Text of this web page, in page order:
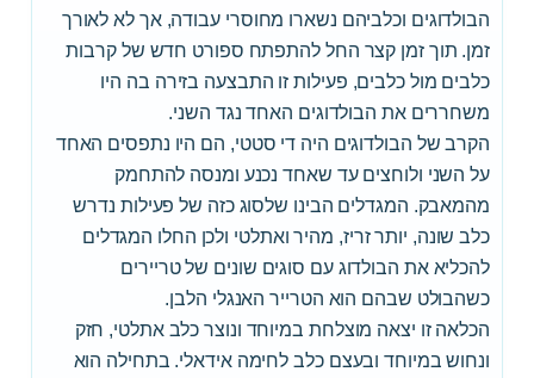
הבולדוגים וכלביהם נשארו מחוסרי עבודה, אך לא לאורך
זמן. תוך זמן קצר החל להתפתח ספורט חדש של קרבות
כלבים מול כלבים, פעילות זו התבצעה בזירה בה היו
משחררים את הבולדוגים האחד נגד השני.
הקרב של הבולדוגים היה די סטטי, הם היו נתפסים האחד
על השני ולוחצים עד שאחד נכנע ומנסה להתחמק
מהמאבק. המגדלים הבינו שלסוג כזה של פעילות נדרש
כלב שונה, יותר זריז, מהיר ואתלטי ולכן החלו המגדלים
להכליא את הבולדוג עם סוגים שונים של טריירים
כשהבולט שבהם הוא הטרייר האנגלי הלבן.
הכלאה זו יצאה מוצלחת במיוחד ונוצר כלב אתלטי, חזק
ונחוש במיוחד ובעצם כלב לחימה אידאלי. בתחילה הוא